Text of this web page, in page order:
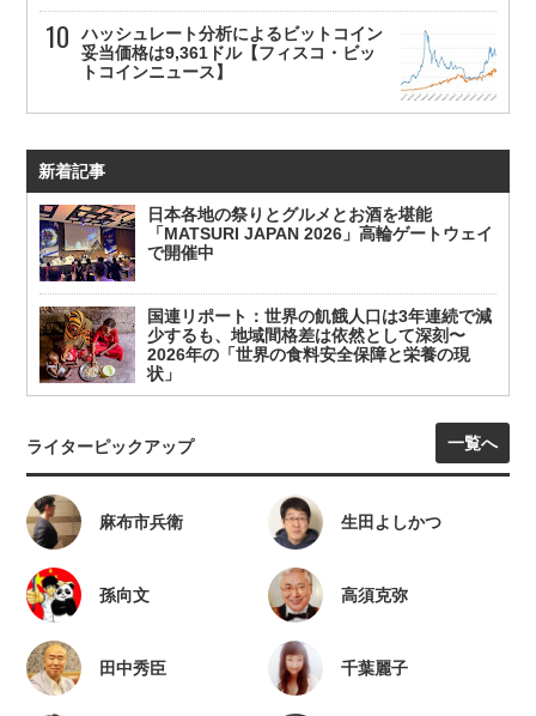
ハッシュレート分析によるビットコイン
妥当価格は9,361ドル【フィスコ・ビッ
トコインニュース】
新着記事
日本各地の祭りとグルメとお酒を堪能
「MATSURI JAPAN 2026」高輪ゲートウェイ
で開催中
国連リポート：世界の飢餓人口は3年連続で減
少するも、地域間格差は依然として深刻〜
2026年の「世界の食料安全保障と栄養の現
状」
ライターピックアップ 一覧へ
麻布市兵衛 生田よしかつ
孫向文 高須克弥
田中秀臣 千葉麗子